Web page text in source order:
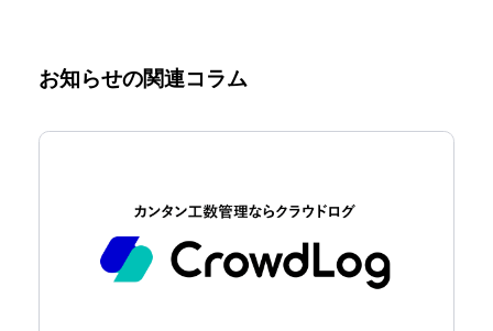
お知らせの関連コラム